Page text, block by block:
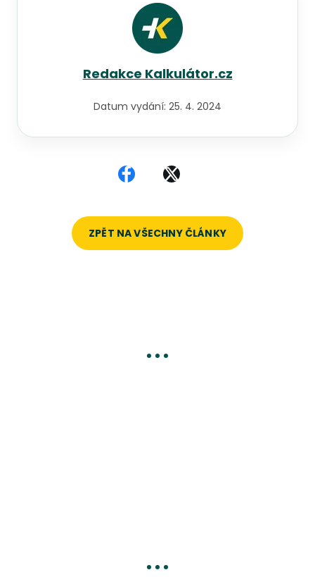
Redakce Kalkulátor.cz
Datum vydání: 25. 4. 2024
Sdílet na Facebooku
Sdílet na X
ZPĚT NA VŠECHNY ČLÁNKY